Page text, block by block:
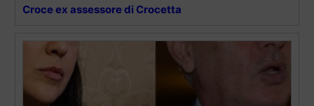
Croce ex assessore di Crocetta